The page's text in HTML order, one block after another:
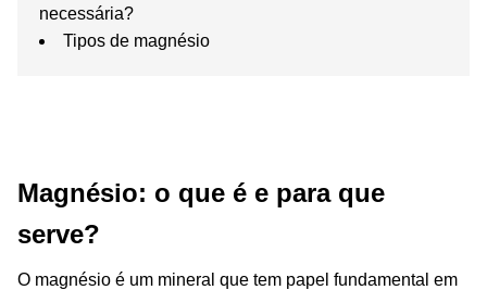
necessária?
Tipos de magnésio
Magnésio: o que é e para que
serve?
O magnésio é um mineral que tem papel fundamental em